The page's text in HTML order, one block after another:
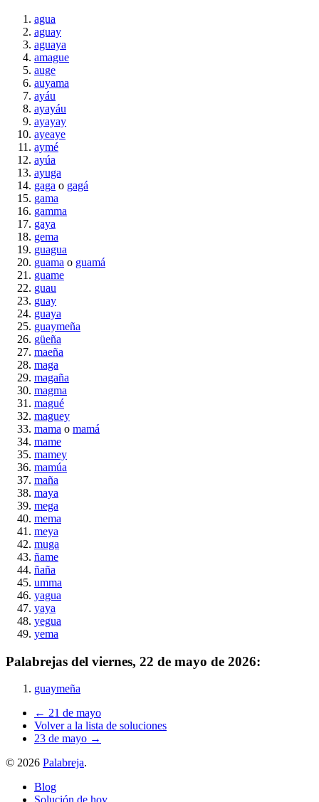
agua
aguay
aguaya
amague
auge
auyama
ayáu
ayayáu
ayayay
ayeaye
aymé
ayúa
ayuga
gaga o gagá
gama
gamma
gaya
gema
guagua
guama o guamá
guame
guau
guay
guaya
guaymeña
güeña
maeña
maga
magaña
magma
magué
maguey
mama o mamá
mame
mamey
mamúa
maña
maya
mega
mema
meya
muga
ñame
ñaña
umma
yagua
yaya
yegua
yema
Palabrejas del viernes, 22 de mayo de 2026:
guaymeña
← 21 de mayo
Volver a la lista de soluciones
23 de mayo →
© 2026 Palabreja.
Blog